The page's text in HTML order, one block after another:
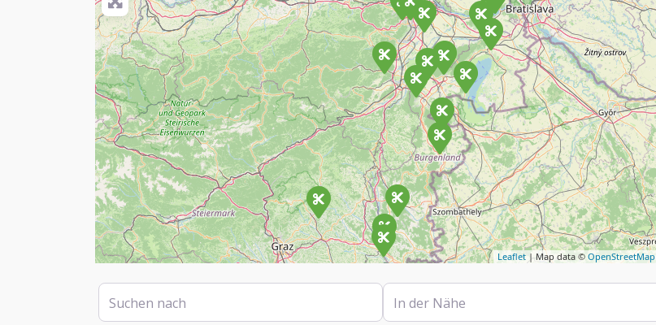
Leaflet | Map data ©OpenStreetMap
Suchen nach In der Nähe